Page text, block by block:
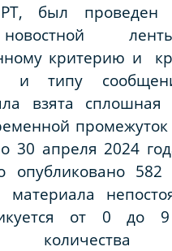
был проведен
критерию и
и типу
взята сплошная
30 апреля 2024
опубликовано 582
материала
от 0 до 9
количества